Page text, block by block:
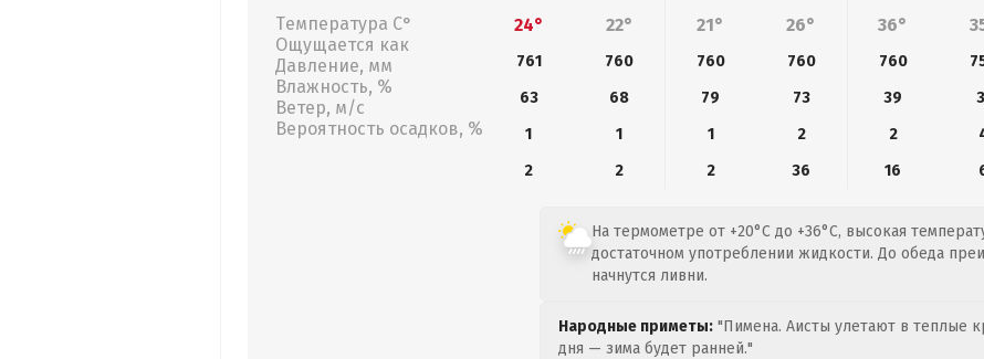
Температура С°
Ощущается как
Давление, мм
Влажность, %
Ветер, м/с
Вероятность осадков, %
24°
22° 21° 26° 36°
761 760 760 760 760
63
68 79 73 39
1
1 1 2 2
2
2 2 36 16
На термометре от +20°C до +36°C, высокая
достаточном употреблении жидкости. До обеда
начнутся ливни.
Народные приметы: "Пимена. Аисты улетают в теплые
дня — зима будет ранней."